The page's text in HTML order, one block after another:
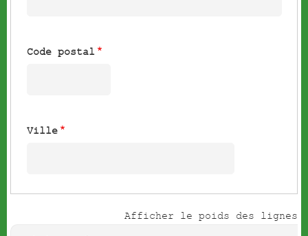
Code postal
Ville
Afficher le poids des lignes